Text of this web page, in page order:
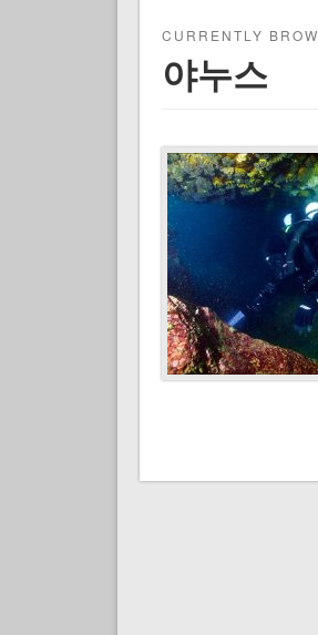
CURRENTLY
야누스